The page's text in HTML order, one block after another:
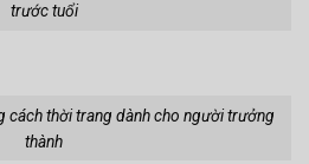
trước tuổi
cách thời trang dành cho người trưởng
thành